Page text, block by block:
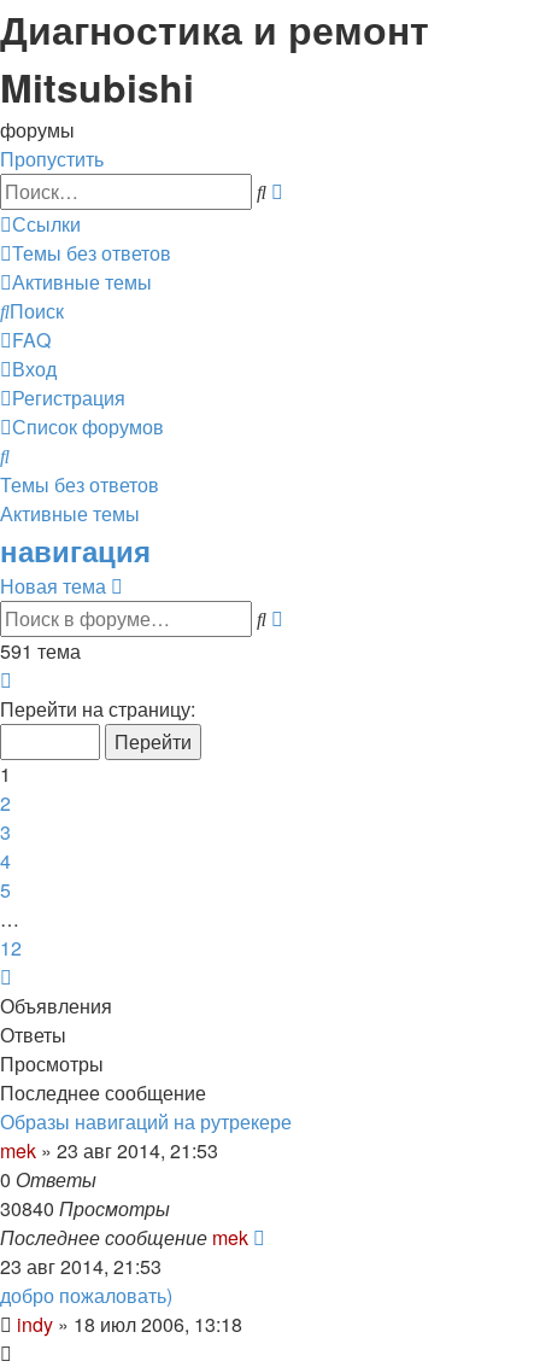
Диагностика и ремонт
Mitsubishi
форумы
Пропустить
Поиск
Ссылки
Темы без ответов
Активные темы
Поиск
FAQ
Вход
Регистрация
Список форумов
Поиск
Темы без ответов
Активные темы
навигация
Новая тема
Поиск
591 тема
1
12
Перейти на страницу:
1
2
3
4
5
…
12
Объявления
Ответы
Просмотры
Последнее сообщение
Образы навигаций на рутрекере
mek » 23 авг 2014, 21:53
0 Ответы
30840 Просмотры
Последнее сообщение mek
23 авг 2014, 21:53
добро пожаловать)
indy » 18 июл 2006, 13:18